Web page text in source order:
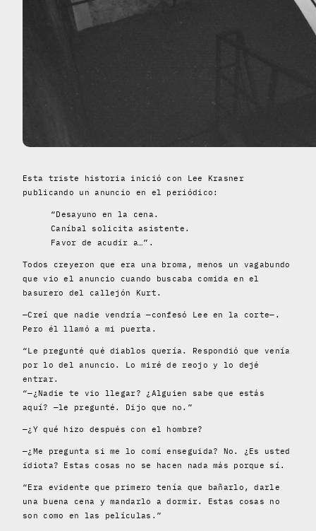
Esta triste historia inició con Lee Krasner
publicando un anuncio en el periódico:
“Desayuno en la cena.
Caníbal solicita asistente.
Favor de acudir a…”.
Todos creyeron que era una broma, menos un vagabundo
que vio el anuncio cuando buscaba comida en el
basurero del callejón Kurt.
—Creí que nadie vendría —confesó Lee en la corte—.
Pero él llamó a mi puerta.
“Le pregunté qué diablos quería. Respondió que venía
por lo del anuncio. Lo miré de reojo y lo dejé
entrar.
“—¿Nadie te vio llegar? ¿Alguien sabe que estás
aquí? —le pregunté. Dijo que no.”
—¿Y qué hizo después con el hombre?
—¿Me pregunta si me lo comí enseguida? No. ¿Es usted
idiota? Estas cosas no se hacen nada más porque sí.
“Era evidente que primero tenía que bañarlo, darle
una buena cena y mandarlo a dormir. Estas cosas no
son como en las películas.”